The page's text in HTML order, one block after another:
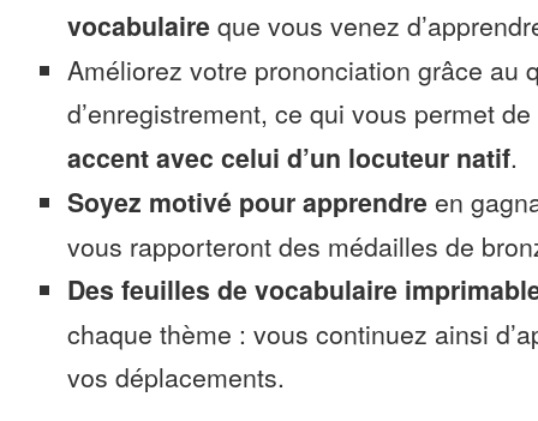
vocabulaire que vous venez
Améliorez votre prononciation grâce au
d’enregistrement, ce qui vous permet de
accent avec celui d’un locuteur natif.
Soyez motivé pour apprendre en
vous rapporteront des médailles de
Des feuilles de vocabulaire
chaque thème : vous continuez ainsi
vos déplacements.